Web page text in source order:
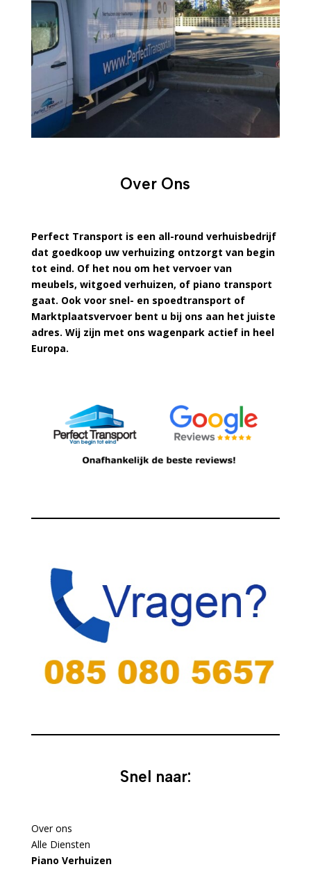
Over Ons
Perfect Transport is een all-round verhuisbedrijf
dat goedkoop uw verhuizing ontzorgt van begin
tot eind. Of het nou om het vervoer van
meubels, witgoed verhuizen, of piano transport
gaat. Ook voor snel- en spoedtransport of
Marktplaatsvervoer bent u bij ons aan het juiste
adres. Wij zijn met ons wagenpark actief in heel
Europa.
Snel naar:
Over ons
Alle Diensten
Piano Verhuizen